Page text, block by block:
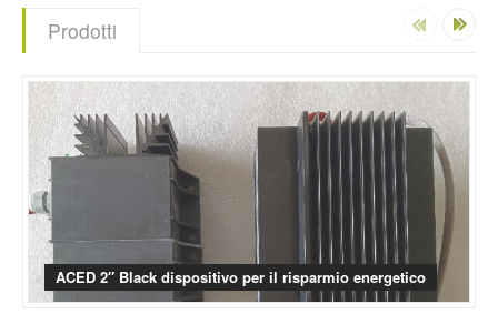
Prodotti
ACED 2″ Black dispositivo per il risparmio energetico